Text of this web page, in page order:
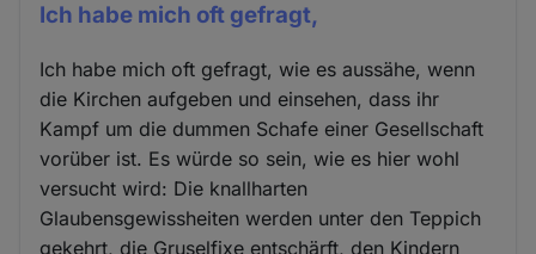
Ich habe mich oft gefragt,
Ich habe mich oft gefragt, wie es aussähe, wenn
die Kirchen aufgeben und einsehen, dass ihr
Kampf um die dummen Schafe einer Gesellschaft
vorüber ist. Es würde so sein, wie es hier wohl
versucht wird: Die knallharten
Glaubensgewissheiten werden unter den Teppich
gekehrt, die Gruselfixe entschärft, den Kindern